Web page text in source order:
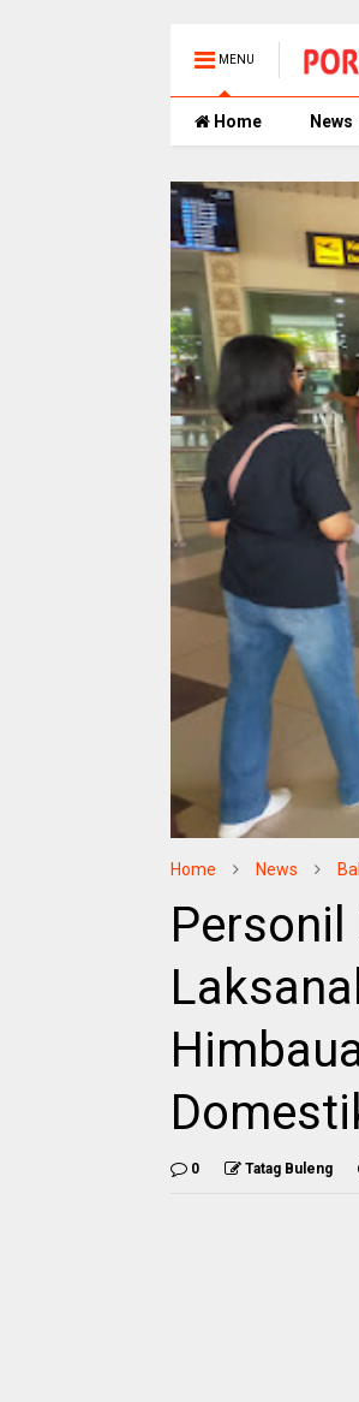
MENU
Home News
Home News
Personil
0 Tatag Buleng